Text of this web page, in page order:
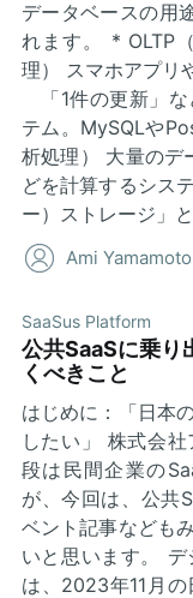
データベースの用
れます。 * OLTP
理） スマホアプリ
「1件の更新」な
テム。MySQLや
析処理） 大量のデ
どを計算するシス
ー）ストレージ」
Ami Yamamoto
SaaSus Platform
公共SaaSに乗り
くべきこと
はじめに：「日本
したい」 株式会
段は民間企業の
が、今回は、公共
ベント記事なども
いと思います。
は、2023年11月